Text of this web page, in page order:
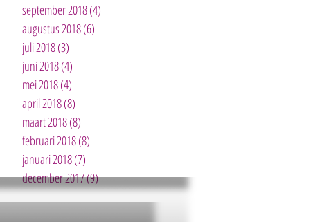
september 2018(4)
augustus 2018(6)
juli 2018(3)
juni 2018(4)
mei 2018(4)
april 2018(8)
maart 2018(8)
februari 2018(8)
januari 2018(7)
december 2017(9)9 posts